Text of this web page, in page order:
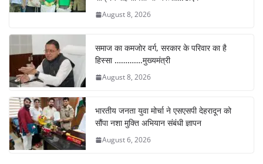
August 8, 2026
समाज का कमजोर वर्ग, सरकार के परिवार का है
हिस्सा ………….मुख्यमंत्री
August 8, 2026
भारतीय जनता युवा मोर्चा ने एसएसपी देहरादून को
सौंपा नशा मुक्ति अभियान संबंधी ज्ञापन
August 6, 2026